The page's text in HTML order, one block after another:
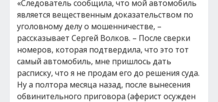
«Следователь сообщила, что мой автомобиль
является вещественным доказательством по
уголовному делу о мошенничестве, –
рассказывает Сергей Волков. – После сверки
номеров, которая подтвердила, что это тот
самый автомобиль, мне пришлось дать
расписку, что я не продам его до решения суда.
Ну а полтора месяца назад, после вынесения
обвинительного приговора (аферист осужден